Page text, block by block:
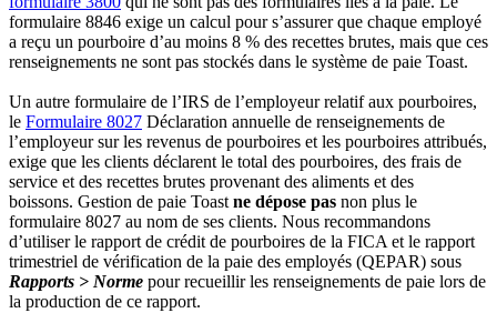
formulaire 8846 exige un calcul pour s’assurer que chaque employé
a reçu un pourboire d’au moins 8 % des recettes brutes, mais que ces
renseignements ne sont pas stockés dans le système de paie Toast.
Un autre formulaire de l’IRS de l’employeur relatif aux pourboires,
le Formulaire 8027 Déclaration annuelle de renseignements de
l’employeur sur les revenus de pourboires et les pourboires attribués,
exige que les clients déclarent le total des pourboires, des frais de
service et des recettes brutes provenant des aliments et des
boissons. Gestion de paie Toast ne dépose pas non plus le
formulaire 8027 au nom de ses clients. Nous recommandons
d’utiliser le rapport de crédit de pourboires de la FICA et le rapport
trimestriel de vérification de la paie des employés (QEPAR) sous
Rapports > Norme pour recueillir les renseignements de paie lors de
la production de ce rapport.